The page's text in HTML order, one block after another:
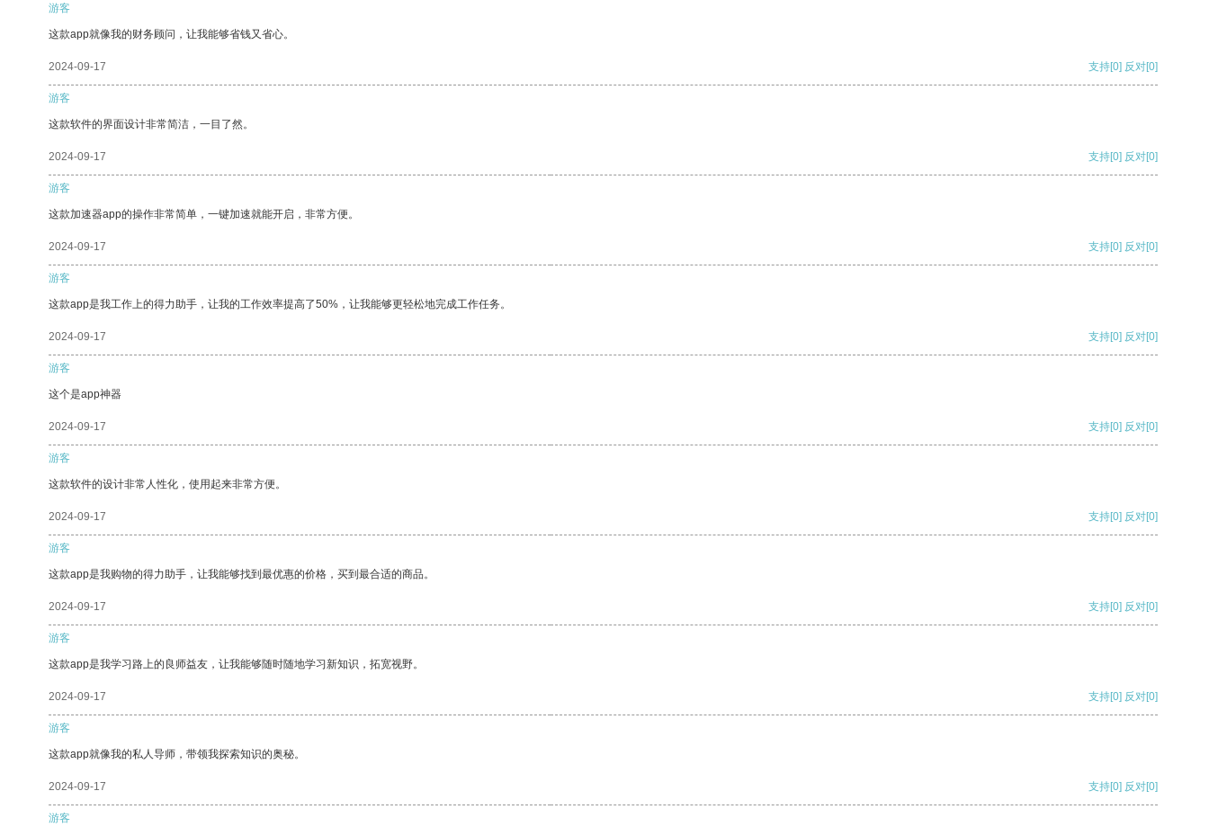
游客
这款app就像我的财务顾问，让我能够省钱又省心。
2024-09-17 支持[0] 反对[0]
游客
这款软件的界面设计非常简洁，一目了然。
2024-09-17 支持[0] 反对[0]
游客
这款加速器app的操作非常简单，一键加速就能开启，非常方便。
2024-09-17 支持[0] 反对[0]
游客
这款app是我工作上的得力助手，让我的工作效率提高了50%，让我能够更轻松地完成工作任务。
2024-09-17 支持[0] 反对[0]
游客
这个是app神器
2024-09-17 支持[0] 反对[0]
游客
这款软件的设计非常人性化，使用起来非常方便。
2024-09-17 支持[0] 反对[0]
游客
这款app是我购物的得力助手，让我能够找到最优惠的价格，买到最合适的商品。
2024-09-17 支持[0] 反对[0]
游客
这款app是我学习路上的良师益友，让我能够随时随地学习新知识，拓宽视野。
2024-09-17 支持[0] 反对[0]
游客
这款app就像我的私人导师，带领我探索知识的奥秘。
2024-09-17 支持[0] 反对[0]
游客